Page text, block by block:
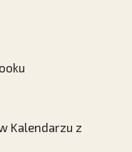
Kalendarzu z